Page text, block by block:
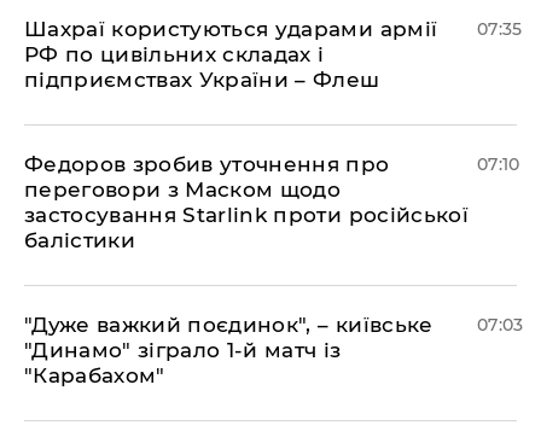
Шахраї користуються ударами армії
РФ по цивільних складах і
підприємствах України – Флеш
07:35
Федоров зробив уточнення про
переговори з Маском щодо
застосування Starlink проти російської
балістики
07:10
"Дуже важкий поєдинок", – київське
"Динамо" зіграло 1-й матч із
"Карабахом"
07:03